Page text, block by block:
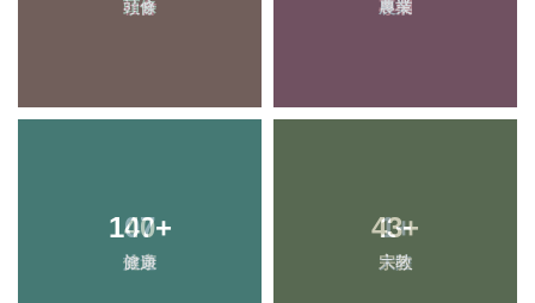
頭條 農業
140+
健康
43+
宗教